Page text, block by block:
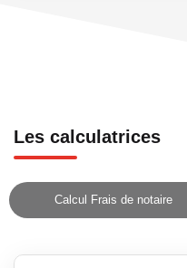
Les calculatrices
Calcul Frais de notaire